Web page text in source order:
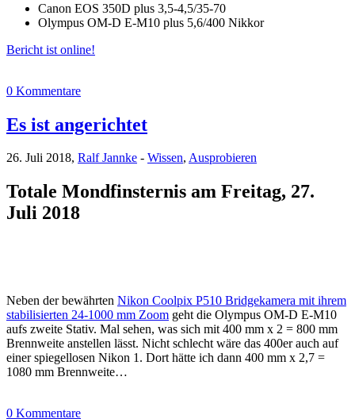
Canon EOS 350D plus 3,5-4,5/35-70
Olympus OM-D E-M10 plus 5,6/400 Nikkor
Bericht ist online!
0 Kommentare
Es ist angerichtet
26. Juli 2018, Ralf Jannke - Wissen, Ausprobieren
Totale Mondfinsternis am Freitag, 27.
Juli 2018
Neben der bewährten Nikon Coolpix P510 Bridgekamera mit ihrem
stabilisierten 24-1000 mm Zoom geht die Olympus OM-D E-M10
aufs zweite Stativ. Mal sehen, was sich mit 400 mm x 2 = 800 mm
Brennweite anstellen lässt. Nicht schlecht wäre das 400er auch auf
einer spiegellosen Nikon 1. Dort hätte ich dann 400 mm x 2,7 =
1080 mm Brennweite…
0 Kommentare